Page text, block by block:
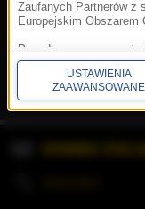
Zaufanych Partnerów z
Europejskim Obszarem
Ponadto masz prawo
ograniczenia
Prezesa Urzędu
znajdziesz informacje
informacje na temat
USTAWIENIA
ZAAWANSOWANE